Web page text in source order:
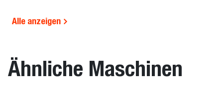
Alle anzeigen
Ähnliche Maschinen